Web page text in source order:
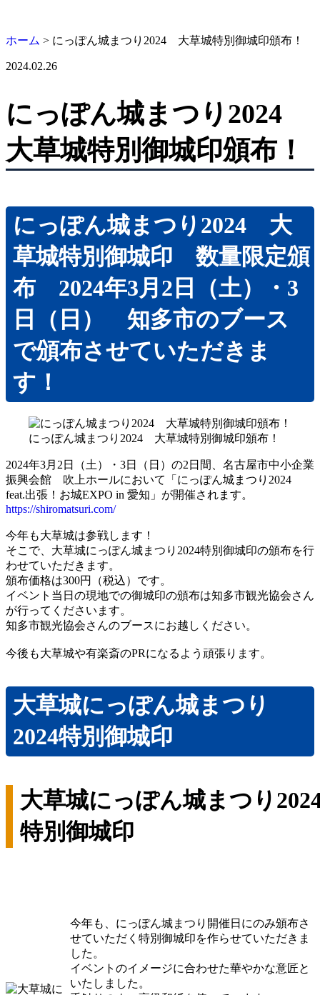
フライヤー・リーフレット
工具用社名シール『ツールステッカー・
シルバー』
工具用社名シール『ツールステッカー・
クリア』
電動工具用社名シール『ツールステッカ
ー・バッテリー』
名ラベルステッカー・連絡先シール
ホームページ制作
知多半島情報交換市場
ノベルティ制作
オリジナル印刷うちわ
ピンバッジ
プリントTシャツ
防染タオル
店主挨拶動画（YouTube動画CM/TAD：
TENSYU AISATSU DOGA）
販促・業務ツール
インボイス制度対応スタンプ『インボイ
スタンプ』
ナンバープレートストラップ
キャラクターデザイン
印鑑
スタンプ印・ネーム印
まちおこし事業
SDGs支援事業
開発商品
お問い合わせ
ホーム > にっぽん城まつり2024 大草城特別御城印頒布！
2024.02.26
にっぽん城まつり2024
大草城特別御城印頒布！
にっぽん城まつり2024 大
草城特別御城印 数量限定頒
布 2024年3月2日（土）・3
日（日） 知多市のブース
で頒布させていただきま
す！
にっぽん城まつり2024 大草城特別御城印頒布！
2024年3月2日（土）・3日（日）の2日間、名古屋市中小企業
振興会館 吹上ホールにおいて「にっぽん城まつり2024
feat.出張！お城EXPO in 愛知」が開催されます。
https://shiromatsuri.com/
今年も大草城は参戦します！
そこで、大草城にっぽん城まつり2024特別御城印の頒布を行
わせていただきます。
頒布価格は300円（税込）です。
イベント当日の現地での御城印の頒布は知多市観光協会さん
が行ってくださいます。
知多市観光協会さんのブースにお越しください。
今後も大草城や有楽斎のPRになるよう頑張ります。
大草城にっぽん城まつり
2024特別御城印
大草城にっぽん城まつり
特別御城印
今年も、にっぽん城まつり開催日にのみ頒布さ
せていただく特別御城印を作らせていただきま
した。
イベントのイメージに合わせた華やかな意匠と
いたしました。